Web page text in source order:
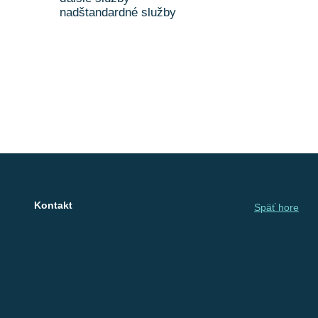
nadštandardné služby
Kontakt Späť hore